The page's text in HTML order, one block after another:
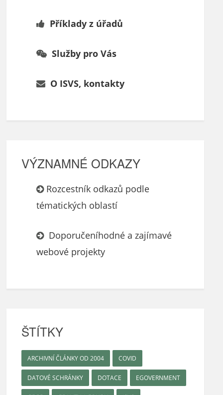
Příklady z úřadů
Služby pro Vás
O ISVS, kontakty
VÝZNAMNÉ ODKAZY
Rozcestník odkazů podle
tématických oblastí
Doporučeníhodné a zajímavé
webové projekty
ŠTÍTKY
ARCHIVNÍ ČLÁNKY OD 2004 COVID
DATOVÉ SCHRÁNKY DOTACE EGOVERNMENT